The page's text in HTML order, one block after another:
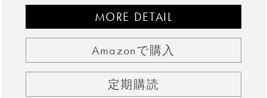
MORE DETAIL
Amazonで購入
定期購読